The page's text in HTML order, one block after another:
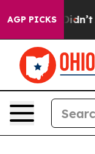
AGP PICKS
it Didn’t As war